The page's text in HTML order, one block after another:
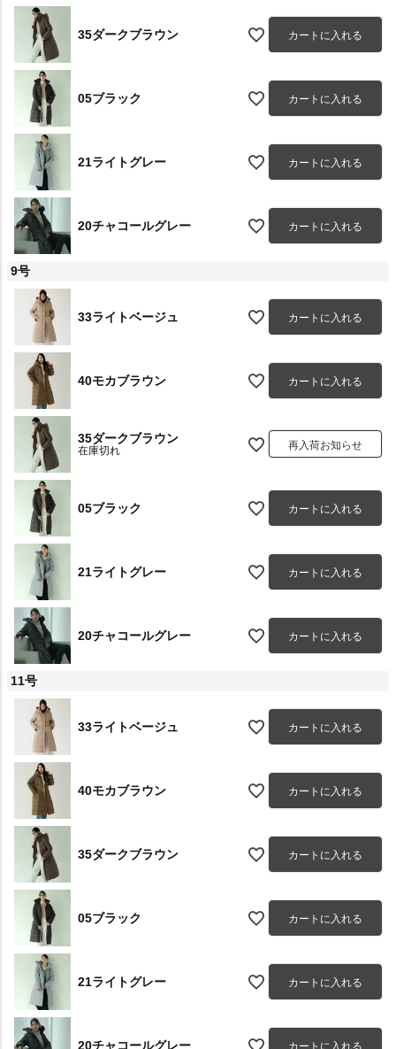
35ダークブラウン カートに入れる
05ブラック カートに入れる
21ライトグレー カートに入れる
20チャコールグレー カートに入れる
9号
33ライトベージュ カートに入れる
40モカブラウン カートに入れる
35ダークブラウン
在庫切れ 再入荷お知らせ
05ブラック カートに入れる
21ライトグレー カートに入れる
20チャコールグレー カートに入れる
11号
33ライトベージュ カートに入れる
40モカブラウン カートに入れる
35ダークブラウン カートに入れる
05ブラック カートに入れる
21ライトグレー カートに入れる
20チャコールグレー カートに入れる